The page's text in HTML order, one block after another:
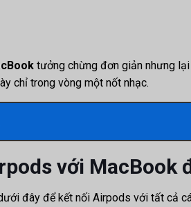
tưởng chừng đơn giản nhưng
chỉ trong vòng một nốt nhạc.
với MacBook
đây để kết nối Airpods với tất cả